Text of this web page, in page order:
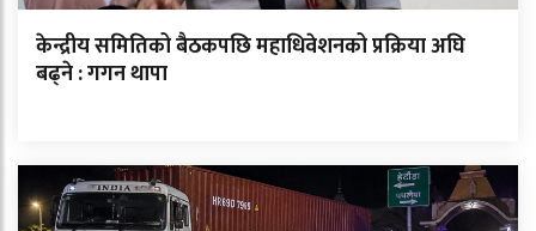
केन्द्रीय समितिको बैठकपछि महाधिवेशनको प्रक्रिया अघि
बढ्ने : गगन थापा